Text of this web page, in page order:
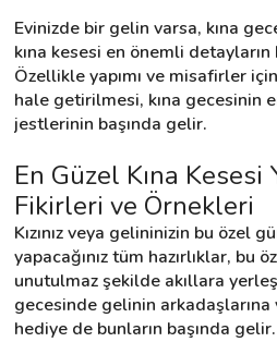
🧐 Nasıl Çalışır?
🌟 Müşteri Değerlendirmeleri
Destek
İletişim
Kariyer
Evinizde bir gelin varsa, kına
kına kesesi en önemli detayların
Özellikle yapımı ve misafirler
hale getirilmesi, kına gecesinin
jestlerinin başında gelir.
En Güzel Kına Kesesi
Fikirleri ve Örnekleri
Kızınız veya gelininizin bu özel
yapacağınız tüm hazırlıklar, bu
unutulmaz şekilde akıllara
gecesinde gelinin
hediye de bunların başında gelir.